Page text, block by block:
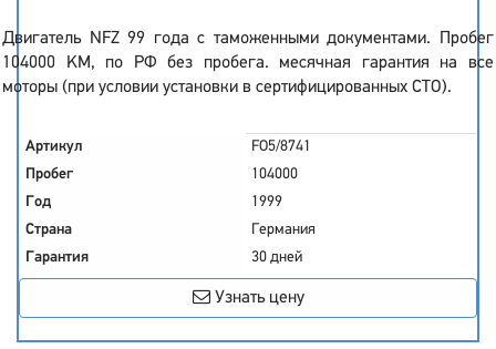
Двигатель NFZ 99 года с таможенными документами. Пробег
104000 KM, по РФ без пробега. месячная гарантия на все
моторы (при условии установки в сертифицированных СТО).
Артикул
FO5/8741
Пробег
104000
Год
1999
Страна
Германия
Гарантия
30 дней
Узнать цену